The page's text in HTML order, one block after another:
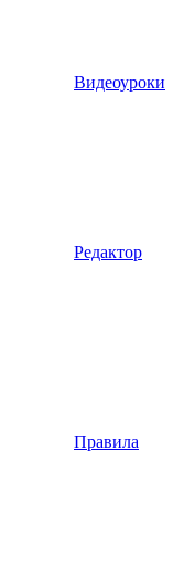
Видеоуроки
Редактор
Правила